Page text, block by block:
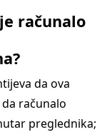
računalo
da ova
računalo
preglednika;